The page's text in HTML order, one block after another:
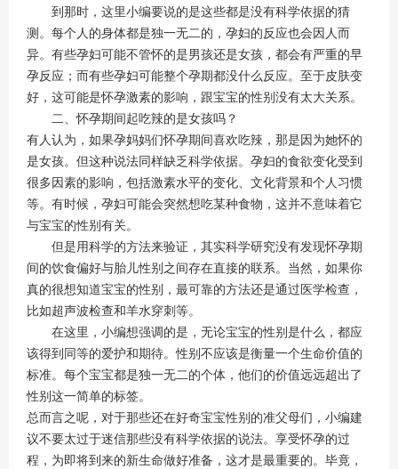
到那时，这里小编要说的是这些都是没有科学依据的猜
测。每个人的身体都是独一无二的，孕妇的反应也会因人而
异。有些孕妇可能不管怀的是男孩还是女孩，都会有严重的早
孕反应；而有些孕妇可能整个孕期都没什么反应。至于皮肤变
好，这可能是怀孕激素的影响，跟宝宝的性别没有太大关系。
二、怀孕期间起吃辣的是女孩吗？
有人认为，如果孕妈妈们怀孕期间喜欢吃辣，那是因为她怀的
是女孩。但这种说法同样缺乏科学依据。孕妇的食欲变化受到
很多因素的影响，包括激素水平的变化、文化背景和个人习惯
等。有时候，孕妇可能会突然想吃某种食物，这并不意味着它
与宝宝的性别有关。
但是用科学的方法来验证，其实科学研究没有发现怀孕期
间的饮食偏好与胎儿性别之间存在直接的联系。当然，如果你
真的很想知道宝宝的性别，最可靠的方法还是通过医学检查，
比如超声波检查和羊水穿刺等。
在这里，小编想强调的是，无论宝宝的性别是什么，都应
该得到同等的爱护和期待。性别不应该是衡量一个生命价值的
标准。每个宝宝都是独一无二的个体，他们的价值远远超出了
性别这一简单的标签。
总而言之呢，对于那些还在好奇宝宝性别的准父母们，小编建
议不要太过于迷信那些没有科学依据的说法。享受怀孕的过
程，为即将到来的新生命做好准备，这才是最重要的。毕竟，